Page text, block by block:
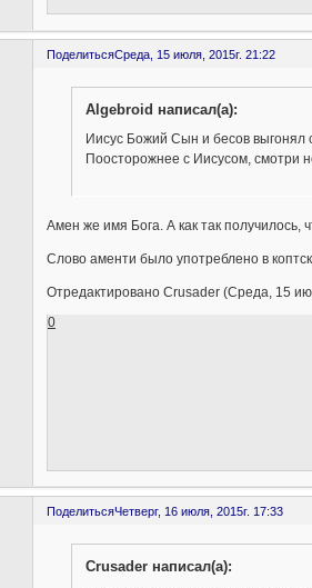
ПоделитьсяСреда, 15 июля, 2015г. 21:22
Algebroid написал(а):
Иисус Божий Сын и бесов выгонял
Поосторожнее с Иисусом, смотри
Амен же имя Бога. А как так получилось,
Слово аменти было употреблено в
Отредактировано Crusader (Среда, 15
0
ПоделитьсяЧетверг, 16 июля, 2015г. 17:33
Crusader написал(а):